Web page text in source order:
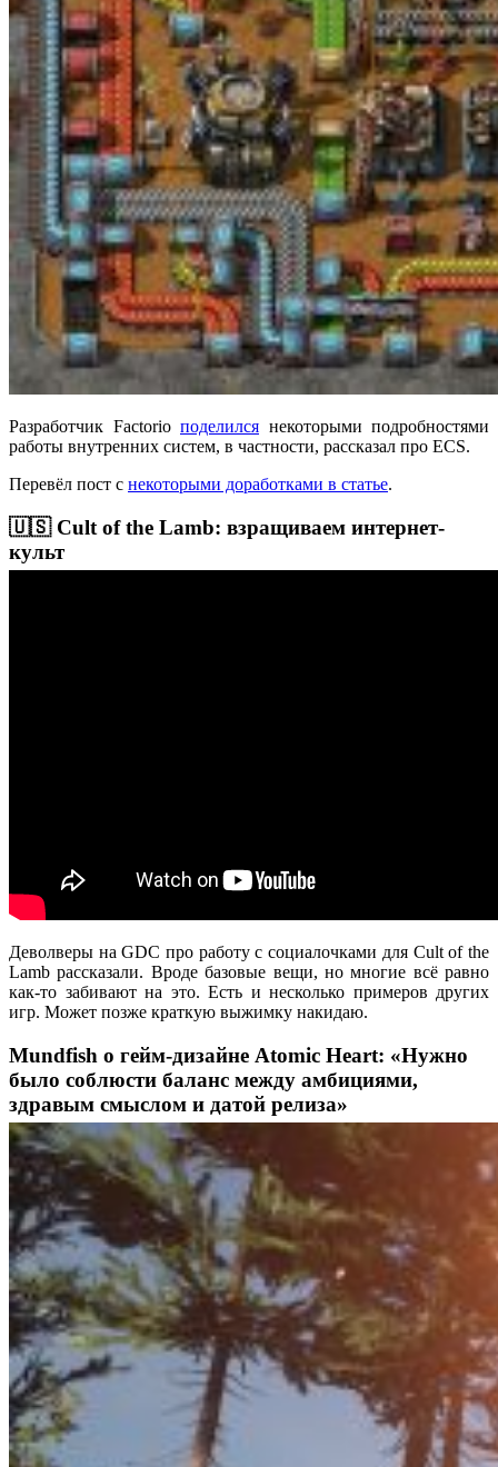
Разработчик Factorio поделился некоторыми подробностями
работы внутренних систем, в частности, рассказал про ECS.
Перевёл пост с некоторыми доработками в статье.
🇺🇸 Cult of the Lamb: взращиваем интернет-
культ
Деволверы на GDC про работу с социалочками для Cult of the
Lamb рассказали. Вроде базовые вещи, но многие всё равно
как-то забивают на это. Есть и несколько примеров других
игр. Может позже краткую выжимку накидаю.
Mundfish о гейм-дизайне Atomic Heart: «Нужно
было соблюсти баланс между амбициями,
здравым смыслом и датой релиза»